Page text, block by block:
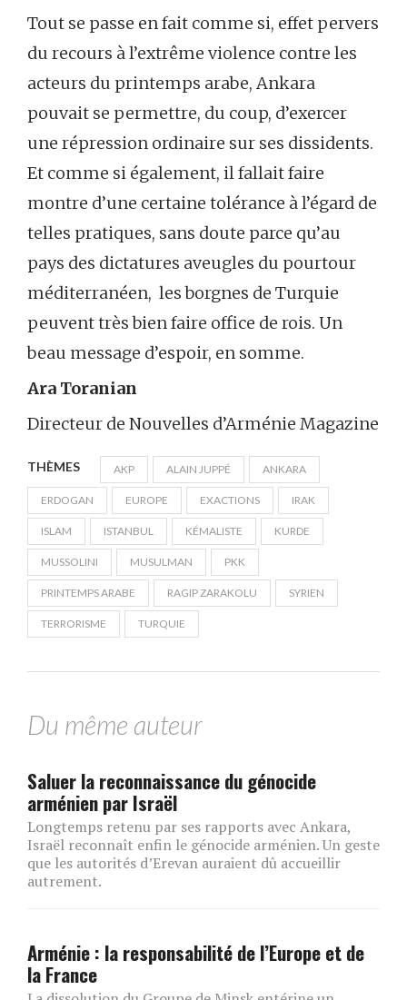
Tout se passe en fait comme si, effet pervers
du recours à l’extrême violence contre les
acteurs du printemps arabe, Ankara
pouvait se permettre, du coup, d’exercer
une répression ordinaire sur ses dissidents.
Et comme si également, il fallait faire
montre d’une certaine tolérance à l’égard de
telles pratiques, sans doute parce qu’au
pays des dictatures aveugles du pourtour
méditerranéen, les borgnes de Turquie
peuvent très bien faire office de rois. Un
beau message d’espoir, en somme.
Ara Toranian
Directeur de Nouvelles d’Arménie Magazine
THÈMES AKP ALAIN JUPPÉ ANKARA
ERDOGAN EUROPE EXACTIONS IRAK
ISLAM ISTANBUL KÉMALISTE KURDE
MUSSOLINI MUSULMAN PKK
PRINTEMPS ARABE RAGIP ZARAKOLU SYRIEN
TERRORISME TURQUIE
Du même auteur
Saluer la reconnaissance du génocide
arménien par Israël
Longtemps retenu par ses rapports avec Ankara,
Israël reconnaît enfin le génocide arménien. Un geste
que les autorités d’Erevan auraient dû accueillir
autrement.
Arménie : la responsabilité de l’Europe et de
la France